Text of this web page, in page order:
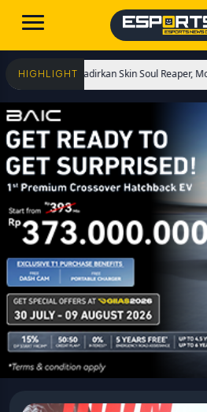
HIGHLIGHT
Hadirkan Skin Soul Reaper, Mode Khusus,